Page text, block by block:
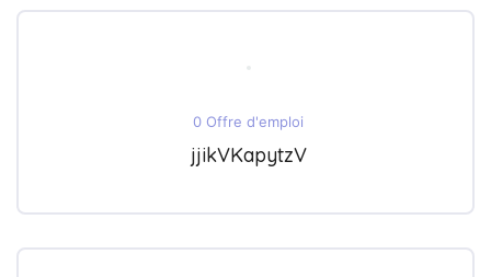
0 Offre d'emploi
jjikVKapytzV